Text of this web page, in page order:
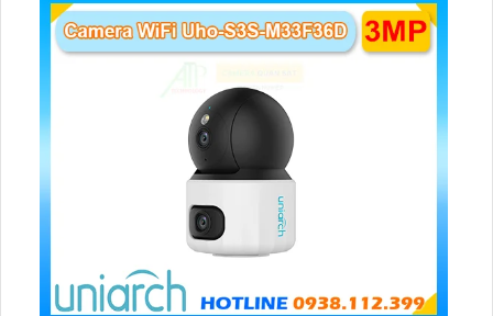
ảnh có màu trong nhiều điều kiện khác nhau trong
phạm vi 3m.